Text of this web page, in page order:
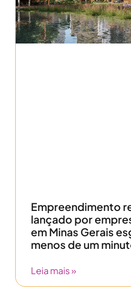
Empreendimento
lançado por
em Minas Gerais
menos de um
Leia mais »